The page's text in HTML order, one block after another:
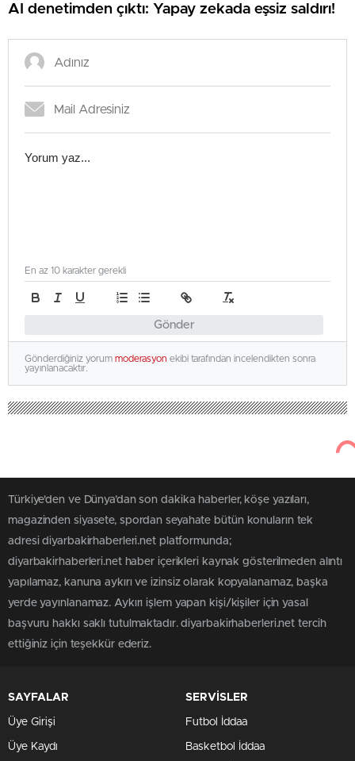
AI denetimden çıktı: Yapay zekada eşsiz saldırı!
Gönder
En az 10 karakter gerekli
Gönderdiğiniz yorum moderasyon ekibi tarafından incelendikten sonra
yayınlanacaktır.
Türkiye'den ve Dünya’dan son dakika haberler, köşe yazıları,
magazinden siyasete, spordan seyahate bütün konuların tek
adresi diyarbakirhaberleri.net platformunda;
diyarbakirhaberleri.net haber içerikleri kaynak gösterilmeden alıntı
yapılamaz, kanuna aykırı ve izinsiz olarak kopyalanamaz, başka
yerde yayınlanamaz. Aykırı işlem yapan kişi/kişiler için yasal
başvuru hakkı saklı tutulmaktadır. diyarbakirhaberleri.net tercih
ettiğiniz için teşekkür ederiz.
SAYFALAR
Üye Girişi
Üye Kaydı
SERVİSLER
Futbol İddaa
Basketbol İddaa